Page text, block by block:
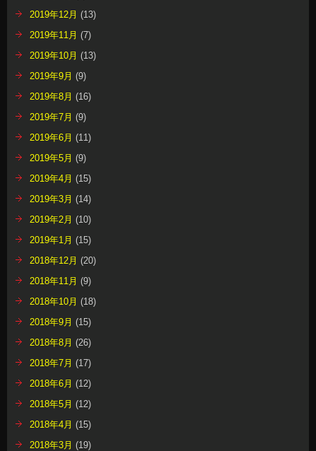
2019年12月 (13)
2019年11月 (7)
2019年10月 (13)
2019年9月 (9)
2019年8月 (16)
2019年7月 (9)
2019年6月 (11)
2019年5月 (9)
2019年4月 (15)
2019年3月 (14)
2019年2月 (10)
2019年1月 (15)
2018年12月 (20)
2018年11月 (9)
2018年10月 (18)
2018年9月 (15)
2018年8月 (26)
2018年7月 (17)
2018年6月 (12)
2018年5月 (12)
2018年4月 (15)
2018年3月 (19)